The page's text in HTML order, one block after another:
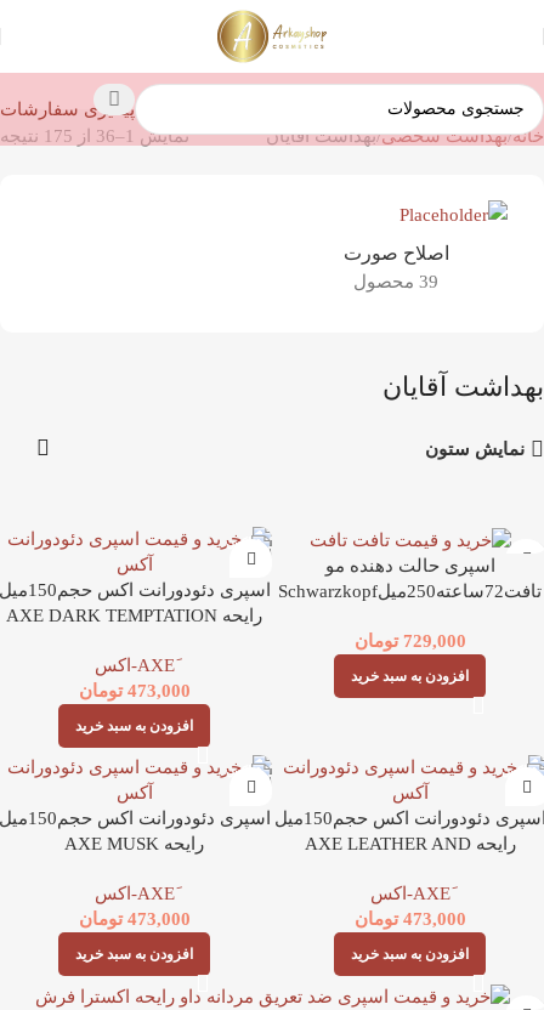
پیگیری سفارشات
خانه بهداشت شخصی بهداشت آقایان نمایش 1–36 از 175 نتیجه
اصلاح صورت
39 محصول
بهداشت آقایان
نمایش ستون
اسپری حالت دهنده مو
تافت72ساعته250میلSchwarzkopf
729,000 تومان
افزودن به سبد خرید
اسپری دئودورانت اکس
رایحه AXE DARK TEMPTATION
َAXE-اکس
473,000 تومان
افزودن به سبد خرید
اسپری دئودورانت اکس حجم150میل
رایحه AXE LEATHER AND
َAXE-اکس
473,000 تومان
افزودن به سبد خرید
اسپری دئودورانت اکس
رایحه AXE MUSK
َAXE-اکس
473,000 تومان
افزودن به سبد خرید